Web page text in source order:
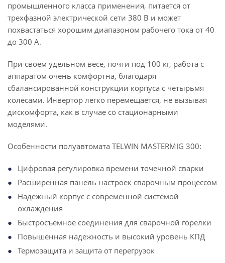
промышленного класса применения, питается от
трехфазной электрической сети 380 В и может
похвастаться хорошим диапазоном рабочего тока от 40
до 300 А.
При своем удельном весе, почти под 100 кг, работа с
аппаратом очень комфортна, благодаря
сбалансированной конструкции корпуса с четырьмя
колесами. Инвертор легко перемещается, не вызывая
дискомфорта, как в случае со стационарными
моделями.
Особенности полуавтомата TELWIN MASTERMIG 300:
Цифровая регулировка времени точечной сварки
Расширенная панель настроек сварочным процессом
Надежный корпус с современной системой
охлаждения
Быстросъемное соединения для сварочной горелки
Повышенная надежность и высокий уровень КПД
Термозащита и защита от перегрузок